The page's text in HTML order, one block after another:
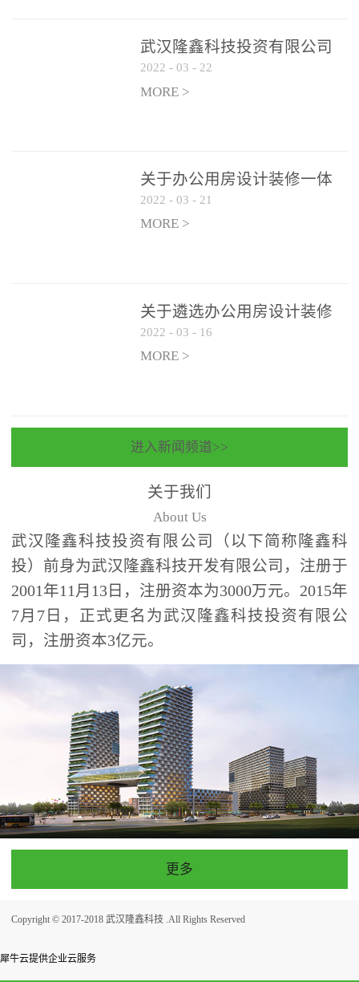
武汉隆鑫科技投资有限公司
招聘实施方案
2022 - 03 - 22
MORE >
关于办公用房设计装修一体
化项目 跟踪审计和监理单位
遴选结果的公告
2022 - 03 - 21
MORE >
关于遴选办公用房设计装修
一体化项目 跟踪审计和监理
单位的公告
2022 - 03 - 16
MORE >
进入新闻频道>>
关于我们
About Us
武汉隆鑫科技投资有限公司（以下简称隆鑫科
投）前身为武汉隆鑫科技开发有限公司，注册于
2001年11月13日，注册资本为3000万元。2015年
7月7日，正式更名为武汉隆鑫科技投资有限公
司，注册资本3亿元。
更多
Copyright © 2017-2018 武汉隆鑫科技 .All Rights Reserved
犀牛云提供企业云服务